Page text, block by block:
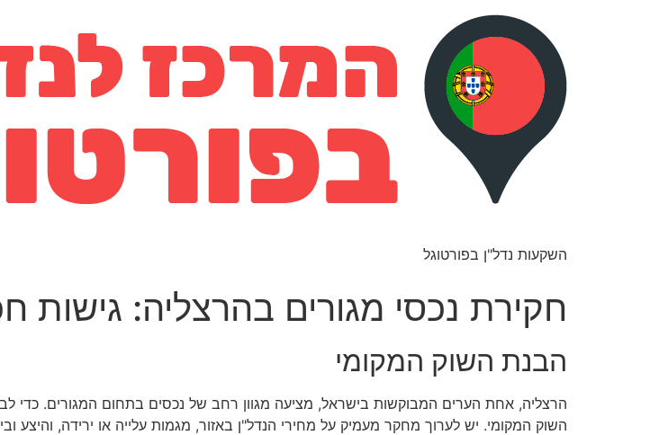
השקעות נדל"ן בפורטוגל
חקירת נכסי מגורים בהרצליה: גישות
הבנת השוק המקומי
הרצליה, אחת הערים המבוקשות בישראל, מציעה מגוון רחב של נכסים בתחום המגורים. כדי
השוק המקומי. יש לערוך מחקר מעמיק על מחירי הנדל"ן באזור, מגמות עלייה או ירידה, והיצע